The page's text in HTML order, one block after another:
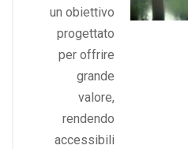
un obiettivo
progettato
per offrire
grande
valore,
rendendo
accessibili